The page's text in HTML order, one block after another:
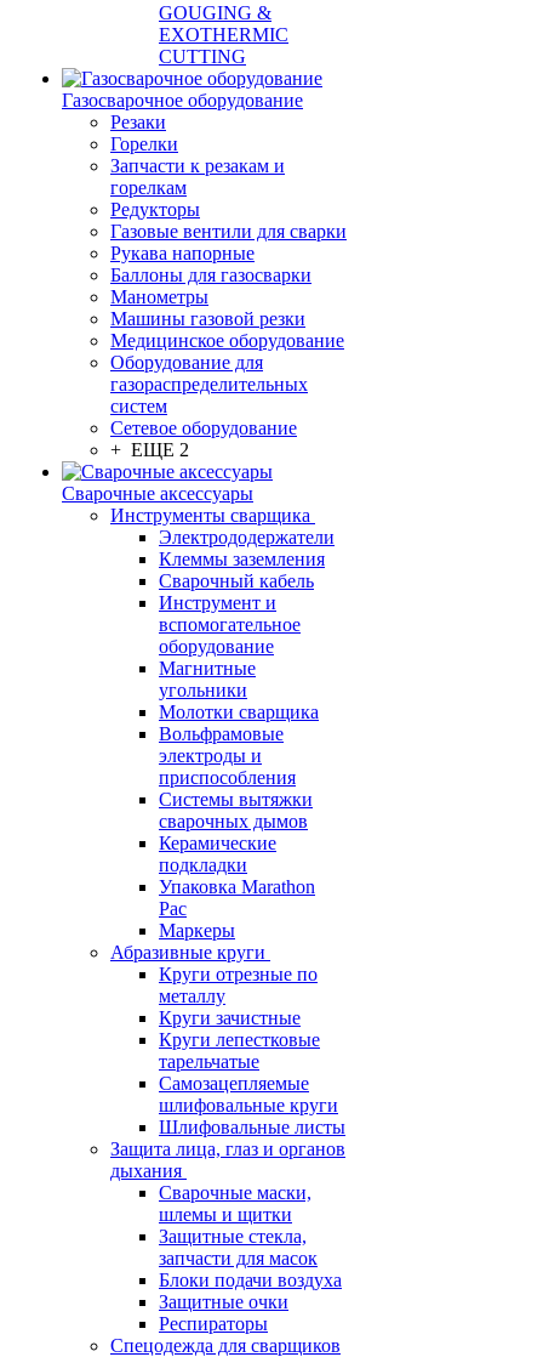
GOUGING &
EXOTHERMIC
CUTTING
Газосварочное оборудование
Резаки
Горелки
Запчасти к резакам и
горелкам
Редукторы
Газовые вентили для сварки
Рукава напорные
Баллоны для газосварки
Манометры
Машины газовой резки
Медицинское оборудование
Оборудование для
газораспределительных
систем
Сетевое оборудование
+ ЕЩЕ 2
Сварочные аксессуары
Инструменты сварщика
Электрододержатели
Клеммы заземления
Сварочный кабель
Инструмент и
вспомогательное
оборудование
Магнитные
угольники
Молотки сварщика
Вольфрамовые
электроды и
приспособления
Системы вытяжки
сварочных дымов
Керамические
подкладки
Упаковка Marathon
Pac
Маркеры
Абразивные круги
Круги отрезные по
металлу
Круги зачистные
Круги лепестковые
тарельчатые
Самозацепляемые
шлифовальные круги
Шлифовальные листы
Защита лица, глаз и органов
дыхания
Сварочные маски,
шлемы и щитки
Защитные стекла,
запчасти для масок
Блоки подачи воздуха
Защитные очки
Респираторы
Спецодежда для сварщиков